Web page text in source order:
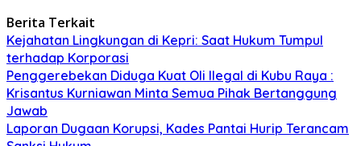
Berita Terkait
Kejahatan Lingkungan di Kepri: Saat Hukum Tumpul
terhadap Korporasi
Penggerebekan Diduga Kuat Oli Ilegal di Kubu Raya :
Krisantus Kurniawan Minta Semua Pihak Bertanggung
Jawab
Laporan Dugaan Korupsi, Kades Pantai Hurip Terancam